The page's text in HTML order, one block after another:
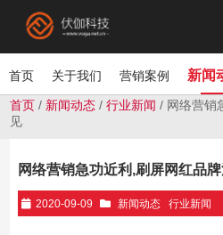
首页 关于我们 营销案例 新闻
首页 / 新闻动态 /行业新闻 / 网络营销
见
网络营销急功近利,刷屏网红品
2020-09-09 新闻动态 行业新闻